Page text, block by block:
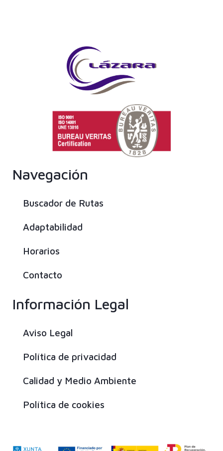
Navegación
Buscador de Rutas
Adaptabilidad
Horarios
Contacto
Información Legal
Aviso Legal
Política de privacidad
Calidad y Medio Ambiente
Política de cookies